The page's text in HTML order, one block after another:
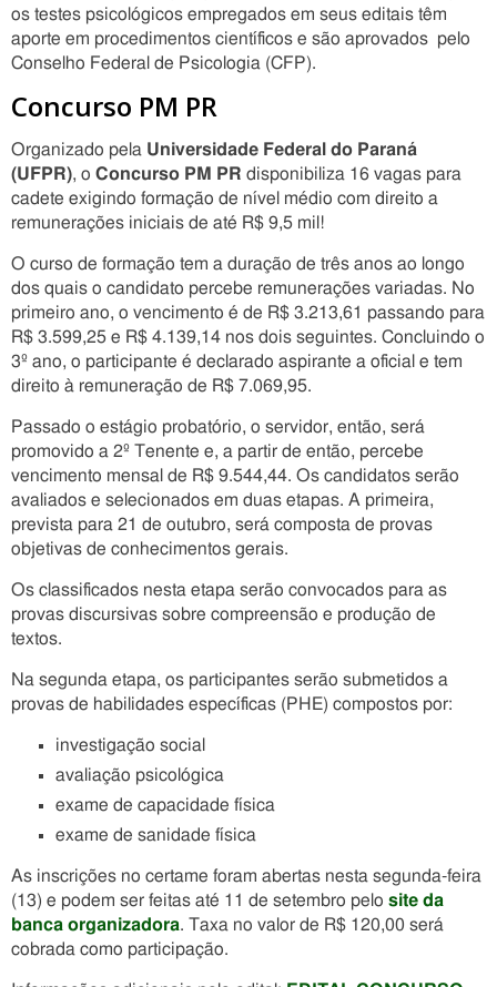
os testes psicológicos empregados em seus editais têm
aporte em procedimentos científicos e são aprovados pelo
Conselho Federal de Psicologia (CFP).
Concurso PM PR
Organizado pela Universidade Federal do Paraná
(UFPR), o Concurso PM PR disponibiliza 16 vagas para
cadete exigindo formação de nível médio com direito a
remunerações iniciais de até R$ 9,5 mil!
O curso de formação tem a duração de três anos ao longo
dos quais o candidato percebe remunerações variadas. No
primeiro ano, o vencimento é de R$ 3.213,61 passando para
R$ 3.599,25 e R$ 4.139,14 nos dois seguintes. Concluindo o
3º ano, o participante é declarado aspirante a oficial e tem
direito à remuneração de R$ 7.069,95.
Passado o estágio probatório, o servidor, então, será
promovido a 2º Tenente e, a partir de então, percebe
vencimento mensal de R$ 9.544,44. Os candidatos serão
avaliados e selecionados em duas etapas. A primeira,
prevista para 21 de outubro, será composta de provas
objetivas de conhecimentos gerais.
Os classificados nesta etapa serão convocados para as
provas discursivas sobre compreensão e produção de
textos.
Na segunda etapa, os participantes serão submetidos a
provas de habilidades específicas (PHE) compostos por:
investigação social
avaliação psicológica
exame de capacidade física
exame de sanidade física
As inscrições no certame foram abertas nesta segunda-feira
(13) e podem ser feitas até 11 de setembro pelo site da
banca organizadora. Taxa no valor de R$ 120,00 será
cobrada como participação.